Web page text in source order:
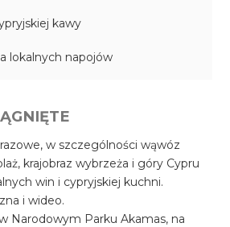
kawy
lokalnych napojów
w szczególności wąwóz
krajobraz wybrzeża i góry Cypru
win i cypryjskiej kuchni.
i wideo.
Narodowym Parku Akamas, na